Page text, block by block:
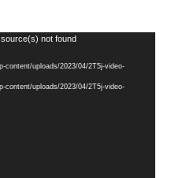
not found
content/uploads/2023/04/2T5j-video-
content/uploads/2023/04/2T5j-video-